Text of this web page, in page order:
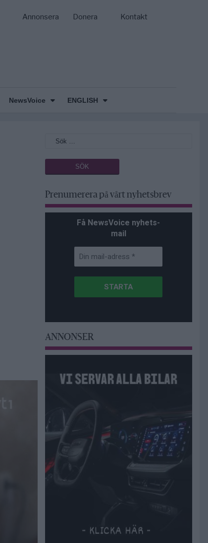
Annonsera Donera Kontakt
NewsVoice
ENGLISH
Prenumerera på vårt nyhetsbrev
Få NewsVoice nyhets-
mail
ANNONSER